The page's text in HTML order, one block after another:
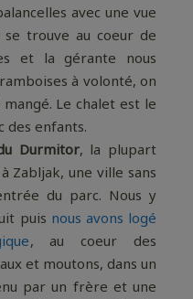
avec une vue
se trouve au coeur de
et la gérante nous
à volonté, on
Le chalet est le
des enfants.
Durmitor, la plupart
Zabljak, une ville sans
du parc. Nous y
puis nous avons logé
, au coeur des
et moutons, dans un
par un frère et une